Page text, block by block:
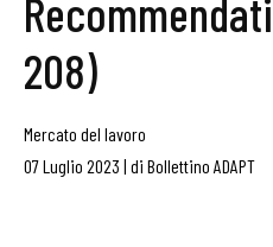
208)
Mercato del lavoro
07 Luglio 2023 | di Bollettino ADAPT